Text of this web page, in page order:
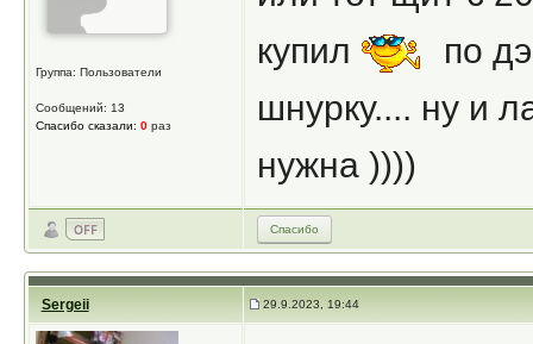
Группа: Пользователи
Сообщений: 13
Спасибо сказали: 0раз
купил
по
шнурку.... ну и
нужна ))))
Спасибо
Sergeii 29.9.2023, 19:44